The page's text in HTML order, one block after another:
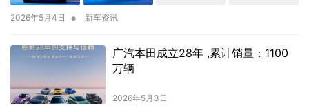
2026年5月4日 • 新车资讯
广汽本田成立28年 ,累计销量：1100
万辆
2026年5月3日